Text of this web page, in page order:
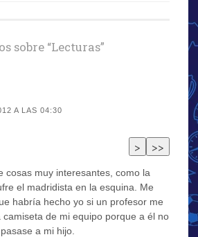
sobre “Lecturas”
A LAS 04:30
cosas muy interesantes, como la
el madridista en la esquina. Me
habría hecho yo si un profesor me
camiseta de mi equipo porque a él no
a mi hijo.